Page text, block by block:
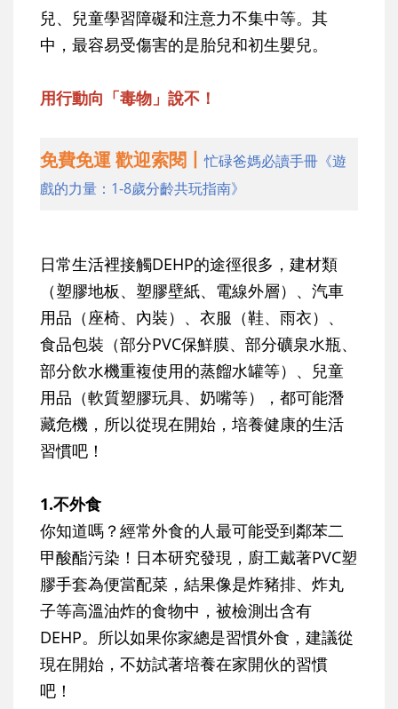
兒、兒童學習障礙和注意力不集中等。其
中，最容易受傷害的是胎兒和初生嬰兒。
用行動向「毒物」說不！
免費免運 歡迎索閱丨忙碌爸媽必讀手冊《遊
戲的力量：1-8歲分齡共玩指南》
日常生活裡接觸DEHP的途徑很多，建材類
（塑膠地板、塑膠壁紙、電線外層）、汽車
用品（座椅、內裝）、衣服（鞋、雨衣）、
食品包裝（部分PVC保鮮膜、部分礦泉水瓶、
部分飲水機重複使用的蒸餾水罐等）、兒童
用品（軟質塑膠玩具、奶嘴等），都可能潛
藏危機，所以從現在開始，培養健康的生活
習慣吧！
1.不外食
你知道嗎？經常外食的人最可能受到鄰苯二
甲酸酯污染！日本研究發現，廚工戴著PVC塑
膠手套為便當配菜，結果像是炸豬排、炸丸
子等高溫油炸的食物中，被檢測出含有
DEHP。所以如果你家總是習慣外食，建議從
現在開始，不妨試著培養在家開伙的習慣
吧！